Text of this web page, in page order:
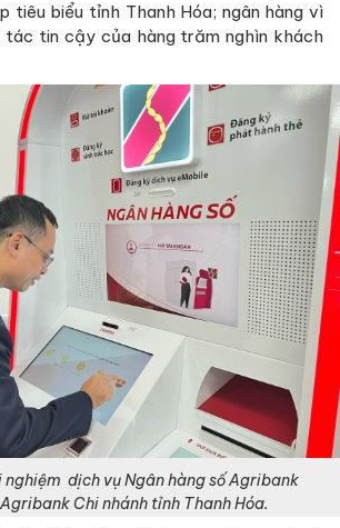
tiêu biểu tỉnh Thanh Hóa; ngân hàng vì
tác tin cậy của hàng trăm nghìn khách
dịch vụ Ngân hàng số Agribank
Chi nhánh tỉnh Thanh Hóa.